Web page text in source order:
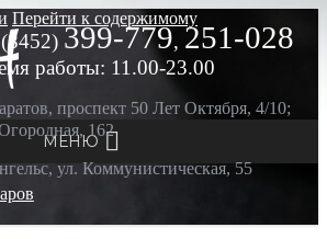
Перейти к содержимому
МЕНЮ
399-779, 251-028
работы: 11.00-23.00
проспект 50 Лет Октября, 4/10;
162
ул. Коммунистическая, 55